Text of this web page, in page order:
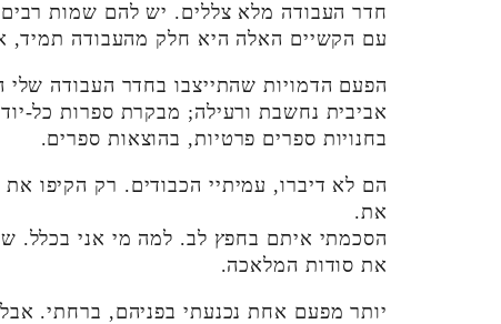
חדר העבודה מלא צללים. יש להם שמות
עם הקשיים האלה היא חלק מהעבודה תמיד,
הפעם הדמויות שהתייצבו בחדר העבודה
אביבית נחשבת ורעילה; מבקרת ספרות כל-
בחנויות ספרים פרטיות, בהוצאות ספרים.
הם לא דיברו, עמיתיי הכבודים. רק הקיפו
את.
הסכמתי איתם בחפץ לב. למה מי אני בכלל.
את סודות המלאכה.
יותר מפעם אחת נכנעתי בפניהם, ברחתי.